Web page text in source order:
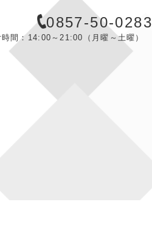
0857-50-0283
時間：14:00～21:00（月曜～土曜）